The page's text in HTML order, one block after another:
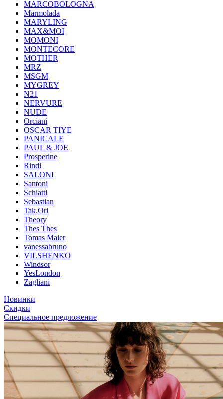
MARCOBOLOGNA
Marmolada
MARYLING
MAX&MOI
MOMONI
MONTECORE
MOTHER
MRZ
MSGM
MYGREY
N21
NERVURE
NUDE
Orciani
OSCAR TIYE
PANICALE
PAUL & JOE
Prosperine
Rindi
SALONI
Santoni
Schiatti
Sebastian
Tak.Ori
Theory
Thes Thes
Tomas Maier
vanessabruno
VILSHENKO
Windsor
YesLondon
Zagliani
Новинки
Скидки
Специальное предложение